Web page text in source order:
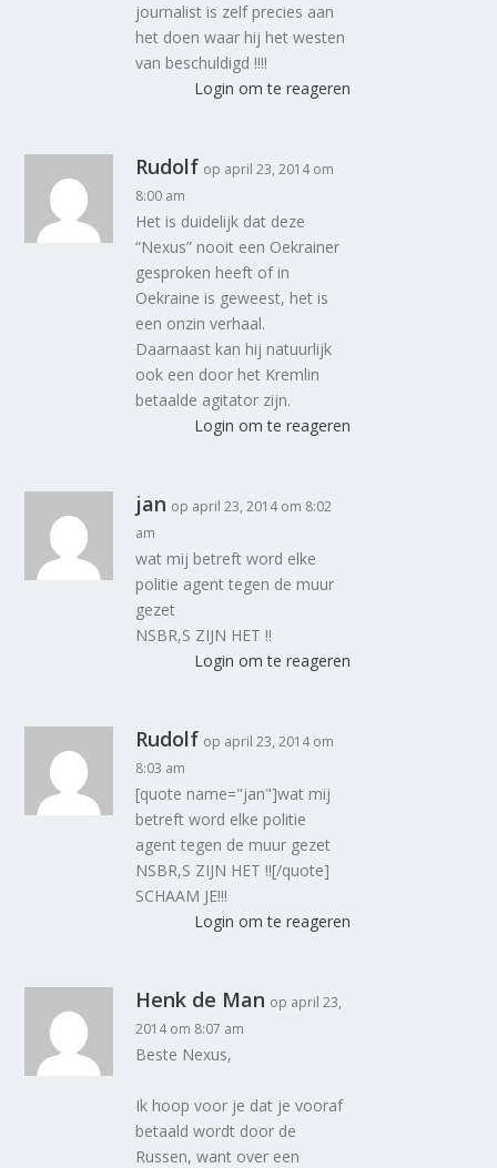
journalist is zelf precies aan
het doen waar hij het westen
van beschuldigd !!!!
Login om te reageren
Rudolf op april 23, 2014 om
8:00 am
Het is duidelijk dat deze
“Nexus” nooit een Oekrainer
gesproken heeft of in
Oekraine is geweest, het is
een onzin verhaal.
Daarnaast kan hij natuurlijk
ook een door het Kremlin
betaalde agitator zijn.
Login om te reageren
jan op april 23, 2014 om 8:02
am
wat mij betreft word elke
politie agent tegen de muur
gezet
NSBR,S ZIJN HET !!
Login om te reageren
Rudolf op april 23, 2014 om
8:03 am
[quote name="jan"]wat mij
betreft word elke politie
agent tegen de muur gezet
NSBR,S ZIJN HET !![/quote]
SCHAAM JE!!!
Login om te reageren
Henk de Man op april 23,
2014 om 8:07 am
Beste Nexus,
Ik hoop voor je dat je vooraf
betaald wordt door de
Russen, want over een